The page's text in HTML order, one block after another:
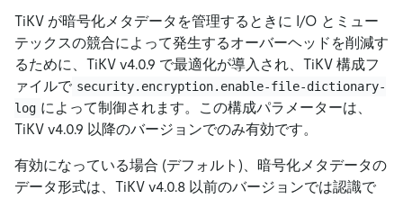
TiKV が暗号化メタデータを管理するときに I/O とミュー
テックスの競合によって発生するオーバーヘッドを削減す
るために、TiKV v4.0.9 で最適化が導入され、TiKV 構成フ
ァイルで security.encryption.enable-file-dictionary-
log によって制御されます。この構成パラメーターは、
TiKV v4.0.9 以降のバージョンでのみ有効です。
有効になっている場合 (デフォルト)、暗号化メタデータの
データ形式は、TiKV v4.0.8 以前のバージョンでは認識で